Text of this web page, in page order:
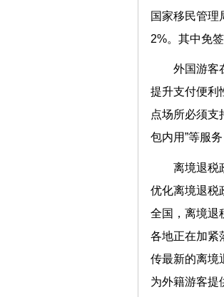
国家移民管理
2%。其中免
外国游客
提升支付便利
点场所必须支
包内用”等服
离境退税
优化离境退税
全国，离境退
各地正在加紧
传最新的离境
为外籍游客提